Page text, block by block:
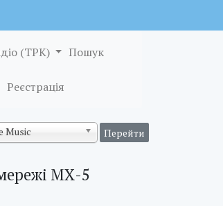
(ТРК) Пошук
Реєстрація
Music
МХ-5